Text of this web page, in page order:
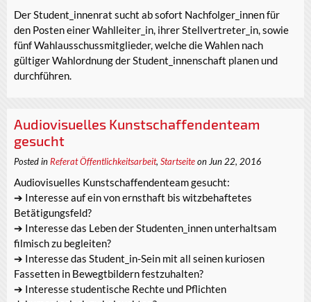
Der Student_innenrat sucht ab sofort Nachfolger_innen für
den Posten einer Wahlleiter_in, ihrer Stellvertreter_in, sowie
fünf Wahlausschussmitglieder, welche die Wahlen nach
gültiger Wahlordnung der Student_innenschaft planen und
durchführen.
Audiovisuelles Kunstschaffendenteam
gesucht
Posted in Referat Öffentlichkeitsarbeit, Startseiteon Jun 22, 2016
Audiovisuelles Kunstschaffendenteam gesucht:
➔ Interesse auf ein von ernsthaft bis witzbehaftetes
Betätigungsfeld?
➔ Interesse das Leben der Studenten_innen unterhaltsam
filmisch zu begleiten?
➔ Interesse das Student_in-Sein mit all seinen kuriosen
Fassetten in Bewegtbildern festzuhalten?
➔ Interesse studentische Rechte und Pflichten